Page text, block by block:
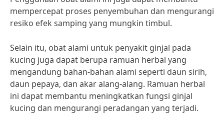
mempercepat proses penyembuhan dan mengurangi
resiko efek samping yang mungkin timbul.
Selain itu, obat alami untuk penyakit ginjal pada
kucing juga dapat berupa ramuan herbal yang
mengandung bahan-bahan alami seperti daun sirih,
daun pepaya, dan akar alang-alang. Ramuan herbal
ini dapat membantu meningkatkan fungsi ginjal
kucing dan mengurangi peradangan yang terjadi.